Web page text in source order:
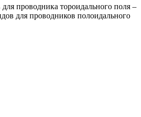
проводника тороидального поля –
для проводников полоидального